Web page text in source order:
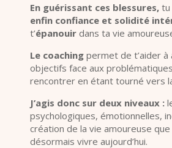
En guérissant ces blessures,tu
enfin confiance et solidité
t’épanouirdans ta vie
Le coachingpermet de t’aider
objectifs face aux
rencontrer en étant tourné vers
J’agis donc sur deux niveaux :
psychologiques, émotionnelles,
création de la vie amoureuse
désormais vivre aujourd’hui.